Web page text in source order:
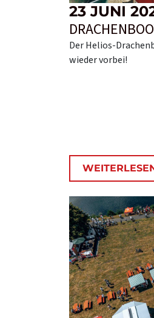
23 JUNI
Der Helios-
wieder vorbei!